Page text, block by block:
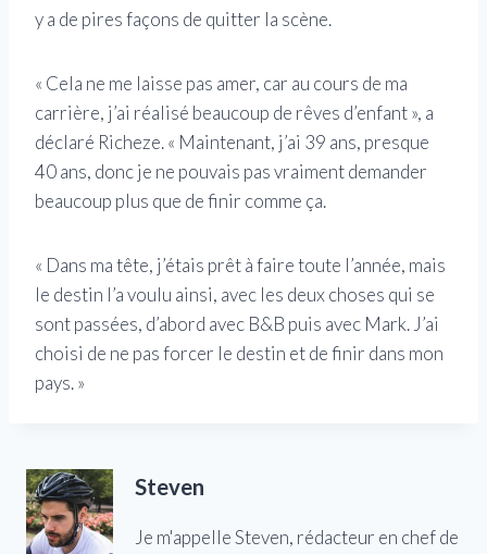
y a de pires façons de quitter la scène.
« Cela ne me laisse pas amer, car au cours de ma
carrière, j’ai réalisé beaucoup de rêves d’enfant », a
déclaré Richeze. « Maintenant, j’ai 39 ans, presque
40 ans, donc je ne pouvais pas vraiment demander
beaucoup plus que de finir comme ça.
« Dans ma tête, j’étais prêt à faire toute l’année, mais
le destin l’a voulu ainsi, avec les deux choses qui se
sont passées, d’abord avec B&B puis avec Mark. J’ai
choisi de ne pas forcer le destin et de finir dans mon
pays. »
Steven
Je m'appelle Steven, rédacteur en chef de